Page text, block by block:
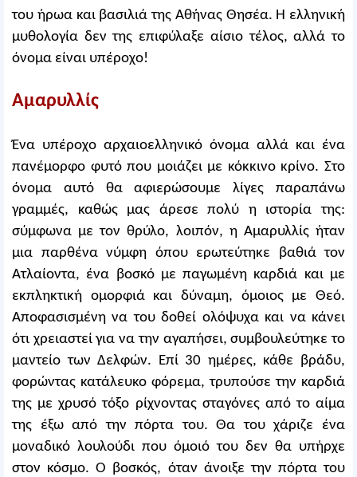
του ήρωα και βασιλιά της Αθήνας Θησέα. Η ελληνική
μυθολογία δεν της επιφύλαξε αίσιο τέλος, αλλά το
όνομα είναι υπέροχο!
Αμαρυλλίς
Ένα υπέροχο αρχαιοελληνικό όνομα αλλά και ένα
πανέμορφο φυτό που μοιάζει με κόκκινο κρίνο. Στο
όνομα αυτό θα αφιερώσουμε λίγες παραπάνω
γραμμές, καθώς μας άρεσε πολύ η ιστορία της:
σύμφωνα με τον θρύλο, λοιπόν, η Αμαρυλλίς ήταν
μια παρθένα νύμφη όπου ερωτεύτηκε βαθιά τον
Ατλαίοντα, ένα βοσκό με παγωμένη καρδιά και με
εκπληκτική ομορφιά και δύναμη, όμοιος με Θεό.
Αποφασισμένη να του δοθεί ολόψυχα και να κάνει
ότι χρειαστεί για να την αγαπήσει, συμβουλεύτηκε το
μαντείο των Δελφών. Επί 30 ημέρες, κάθε βράδυ,
φορώντας κατάλευκο φόρεμα, τρυπούσε την καρδιά
της με χρυσό τόξο ρίχνοντας σταγόνες από το αίμα
της έξω από την πόρτα του. Θα του χάριζε ένα
μοναδικό λουλούδι που όμοιό του δεν θα υπήρχε
στον κόσμο. Ο βοσκός, όταν άνοιξε την πόρτα του